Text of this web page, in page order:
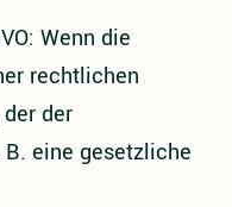
Wenn die
rechtlichen
der
eine gesetzliche